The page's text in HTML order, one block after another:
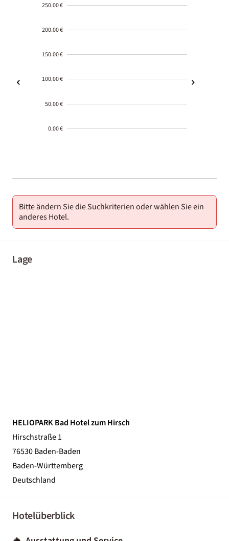
250.00 €
200.00 €
150.00 €
100.00 €
50.00 €
0.00 €
01-02
Bitte ändern Sie die Suchkriterien oder wählen Sie ein
anderes Hotel.
Lage
HELIOPARK Bad Hotel zum Hirsch
Hirschstraße 1
76530 Baden-Baden
Baden-Württemberg
Deutschland
Hotelüberblick